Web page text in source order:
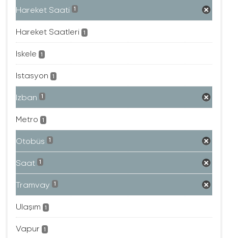
Hareket Saati 1
Hareket Saatleri 1
Iskele 1
Istasyon 1
Izban 1
Metro 1
Otobüs 1
Saat 1
Tramvay 1
Ulaşım 1
Vapur 1